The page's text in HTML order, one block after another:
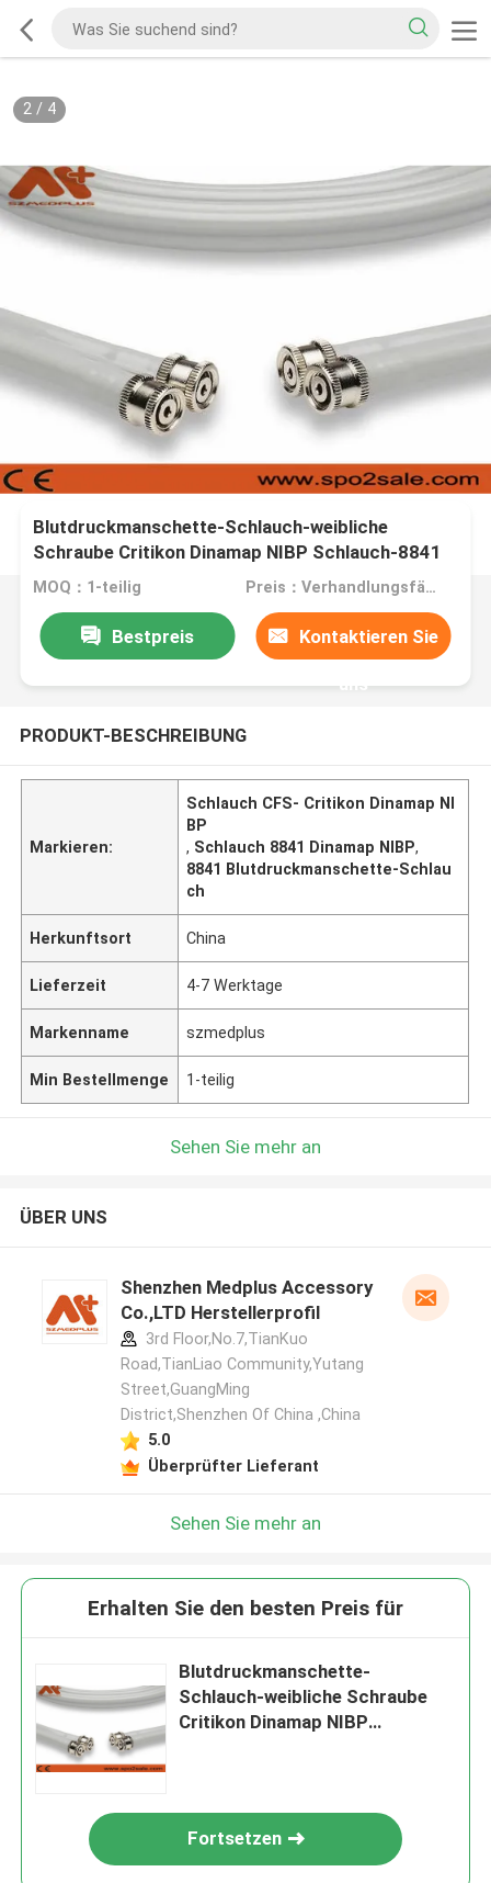
2/ 4
Blutdruckmanschette-Schlauch-weibliche
Schraube Critikon Dinamap NIBP Schlauch-8841
verlegte
MOQ：1-teilig Preis：Verhandlungsfähig
Bestpreis Kontaktieren Sie
uns
PRODUKT-BESCHREIBUNG
Markieren:
Schlauch CFS- Critikon Dinamap NI
BP
, Schlauch 8841 Dinamap NIBP,
8841 Blutdruckmanschette-Schlau
ch
Herkunftsort China
Lieferzeit 4-7 Werktage
Markenname szmedplus
Min Bestellmenge 1-teilig
Sehen Sie mehr an
ÜBER UNS
Shenzhen Medplus Accessory
Co.,LTD Herstellerprofil
3rd Floor,No.7,TianKuo
Road,TianLiao Community,Yutang
Street,GuangMing
District,Shenzhen Of China ,China
5.0
Überprüfter Lieferant
Sehen Sie mehr an
Erhalten Sie den besten Preis für
Blutdruckmanschette-
Schlauch-weibliche Schraube
Critikon Dinamap NIBP
Fortsetzen